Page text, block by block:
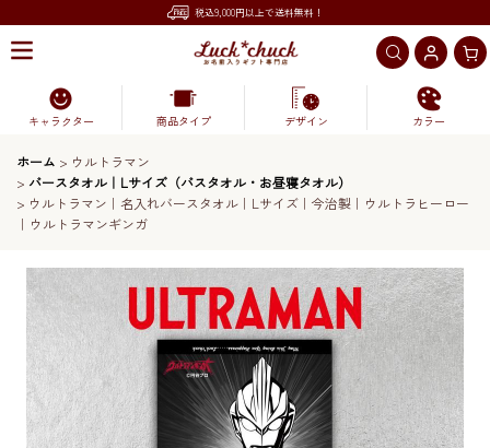
税込9,000円以上で送料無料！
キャラクター 商品タイプ デザイン カラー
ホーム > ウルトラマン
> バースタオル｜Lサイズ（バスタオル・お昼寝タオル）
> ウルトラマン｜名入れバースタオル｜Lサイズ｜今治製｜ウルトラヒーロー
｜ウルトラマンギンガ